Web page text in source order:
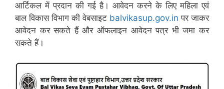
आर्टिकल में प्रदान की गई है। आवेदन करने के लिए महिला एवं
बाल विकास विभाग की वेबसाइट balvikasup.gov.in पर जाकर
आवेदन कर सकते हैं और ऑफलाइन आवेदन पत्र भी जमा कर
सकते हैं।